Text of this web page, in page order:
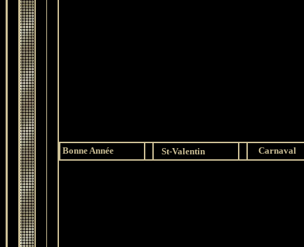
Bonne Année St-Valentin Carnaval